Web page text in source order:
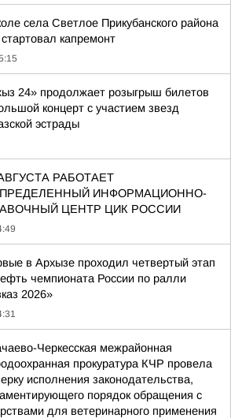
села Светлое Прикубанского района
капремонт
24» продолжает розыгрыш билетов
концерт с участием звезд
эстрады
РАБОТАЕТ
ИНФОРМАЦИОННО-
ЦЕНТР ЦИК РОССИИ
в Архызе проходил четвертый этап
чемпионата России по ралли
2026»
Черкесская межрайонная
прокуратура КЧР провела
исполнения законодательства,
порядок обращения с
для ветеринарного применения